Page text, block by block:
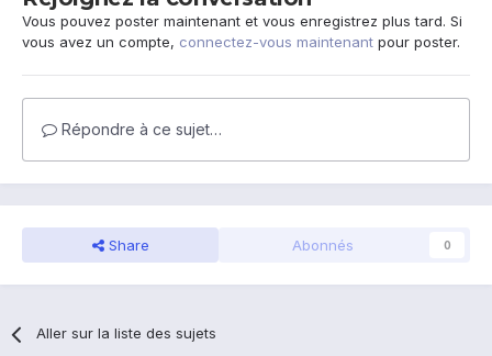
Vous pouvez poster maintenant et vous enregistrez plus tard. Si
vous avez un compte, connectez-vous maintenant pour poster.
Répondre à ce sujet…
Share Abonnés 0
Aller sur la liste des sujets